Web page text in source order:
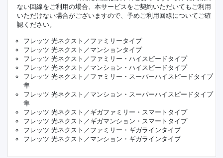
ない回線をご利用の場合、本サービスをご契約いただいてもご利用
いただけない場合がございますので、予めご利用回線についてご確
認ください。
フレッツ 光ネクスト／ファミリータイプ
フレッツ 光ネクスト／マンションタイプ
フレッツ 光ネクスト／ファミリー・ハイスピードタイプ
フレッツ 光ネクスト／マンション・ハイスピードタイプ
フレッツ 光ネクスト／ファミリー・スーパーハイスピードタイプ
隼
フレッツ 光ネクスト／マンション・スーパーハイスピードタイプ
隼
フレッツ 光ネクスト／ギガファミリー・スマートタイプ
フレッツ 光ネクスト／ギガマンション・スマートタイプ
フレッツ 光ネクスト／ファミリー・ギガラインタイプ
フレッツ 光ネクスト／マンション・ギガラインタイプ